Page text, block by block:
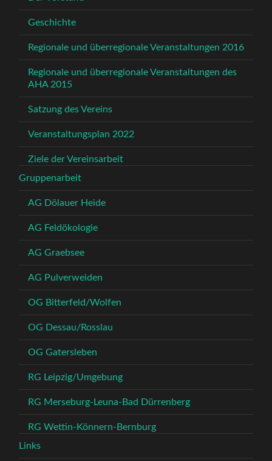
Geschichte
Regionale und überregionale Veranstaltungen 2016
Regionale und überregionale Veranstaltungen des
AHA 2015
Satzung des Vereins
Veranstaltungsplan 2022
Ziele der Vereinsarbeit
Gruppenarbeit
AG Dölauer Heide
AG Feldökologie
AG Graebsee
AG Pulverweiden
OG Bitterfeld/Wolfen
OG Dessau/Rosslau
OG Gatersleben
RG Leipzig/Umgebung
RG Merseburg-Leuna-Bad Dürrenberg
RG Wettin-Könnern-Bernburg
Links